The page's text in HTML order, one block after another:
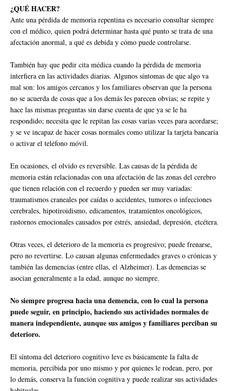
¿QUÉ HACER?
Ante una pérdida de memoria repentina es necesario consultar siempre
con el médico, quien podrá determinar hasta qué punto se trata de una
afectación anormal, a qué es debida y cómo puede controlarse.
También hay que pedir cita médica cuando la pérdida de memoria
interfiera en las actividades diarias. Algunos síntomas de que algo va
mal son: los amigos cercanos y los familiares observan que la persona
no se acuerda de cosas que a los demás les parecen obvias; se repite y
hace las mismas preguntas sin darse cuenta de que ya se le ha
respondido; necesita que le repitan las cosas varias veces para acordarse;
y se ve incapaz de hacer cosas normales como utilizar la tarjeta bancaria
o activar el teléfono móvil.
En ocasiones, el olvido es reversible. Las causas de la pérdida de
memoria están relacionadas con una afectación de las zonas del cerebro
que tienen relación con el recuerdo y pueden ser muy variadas:
traumatismos craneales por caídas o accidentes, tumores o infecciones
cerebrales, hipotiroidismo, edicamentos, tratamientos oncológicos,
rastornos emocionales causados por estrés, ansiedad, depresión, etcétera.
Otras veces, el deterioro de la memoria es progresivo; puede frenarse,
pero no revertirse. Lo causan algunas enfermedades graves o crónicas y
también las demencias (entre ellas, el Alzheimer). Las demencias se
asocian generalmente a la edad, aunque no siempre.
No siempre progresa hacia una demencia, con lo cual la persona
puede seguir, en principio, haciendo sus actividades normales de
manera independiente, aunque sus amigos y familiares perciban su
deterioro.
El síntoma del deterioro cognitivo leve es básicamente la falta de
memoria, percibida por uno mismo y por quienes le rodean, pero, por
lo demás, conserva la función cognitiva y puede realizar sus actividades